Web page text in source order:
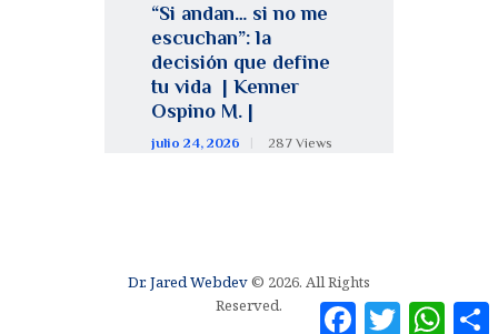
“Si andan… si no me
escuchan”: la
decisión que define
tu vida | Kenner
Ospino M. |
julio 24, 2026 287 Views
Dr. Jared Webdev© 2026. All Rights
Reserved.
T
W